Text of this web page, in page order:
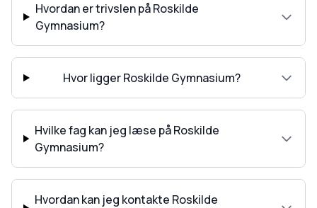
Hvordan er trivslen på Roskilde
Gymnasium?
Hvor ligger Roskilde Gymnasium?
Hvilke fag kan jeg læse på Roskilde
Gymnasium?
Hvordan kan jeg kontakte Roskilde